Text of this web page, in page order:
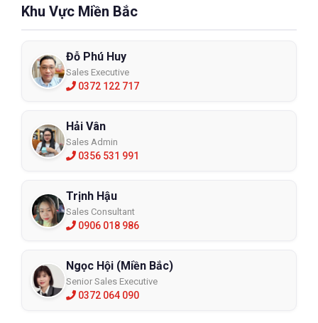
Khu Vực Miền Bắc
Đỗ Phú Huy
Sales Executive
0372 122 717
Hải Vân
Sales Admin
0356 531 991
Trịnh Hậu
Sales Consultant
0906 018 986
Ngọc Hội (Miền Bắc)
Senior Sales Executive
0372 064 090